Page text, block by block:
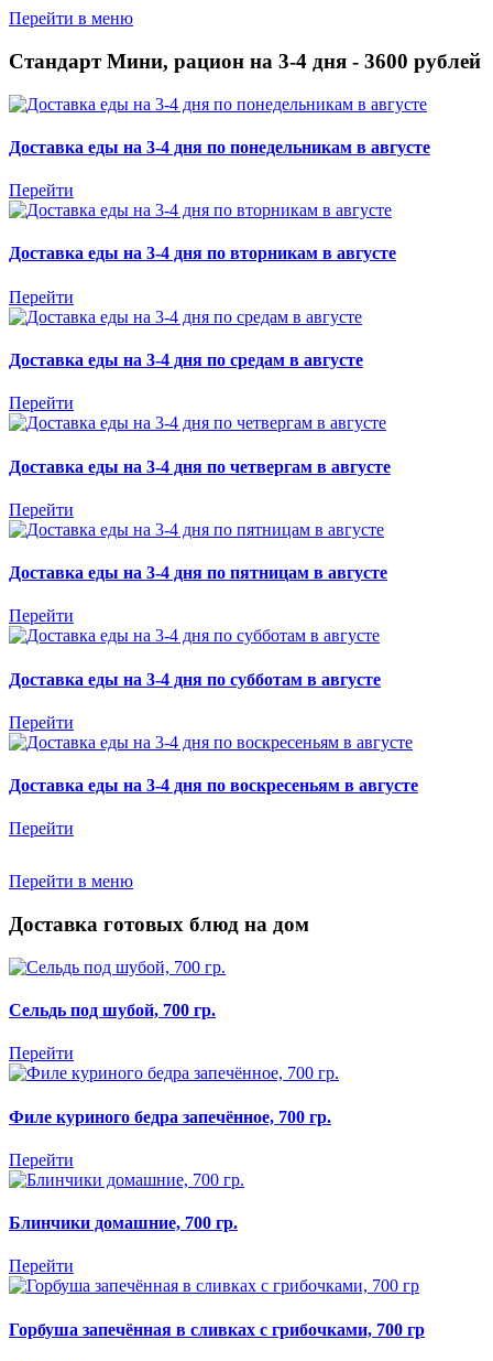
Перейти в меню
Стандарт Мини, рацион на 3-4 дня - 3600 рублей
Доставка еды на 3-4 дня по понедельникам в августе
Перейти
Доставка еды на 3-4 дня по вторникам в августе
Перейти
Доставка еды на 3-4 дня по средам в августе
Перейти
Доставка еды на 3-4 дня по четвергам в августе
Перейти
Доставка еды на 3-4 дня по пятницам в августе
Перейти
Доставка еды на 3-4 дня по субботам в августе
Перейти
Доставка еды на 3-4 дня по воскресеньям в августе
Перейти
Перейти в меню
Доставка готовых блюд на дом
Сельдь под шубой, 700 гр.
Перейти
Филе куриного бедра запечённое, 700 гр.
Перейти
Блинчики домашние, 700 гр.
Перейти
Горбуша запечённая в сливках с грибочками, 700 гр